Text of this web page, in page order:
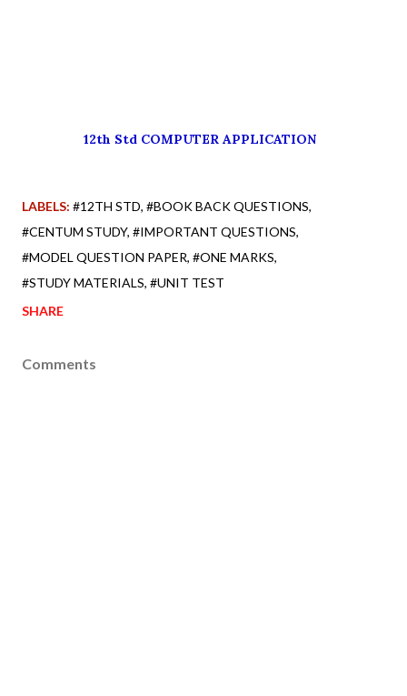
12th Std COMPUTER APPLICATION
LABELS: #12TH STD #BOOK BACK QUESTIONS
#CENTUM STUDY #IMPORTANT QUESTIONS
#MODEL QUESTION PAPER #ONE MARKS
#STUDY MATERIALS #UNIT TEST
SHARE
Comments